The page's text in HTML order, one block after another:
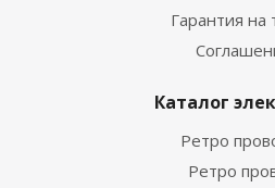
Гарантия на
Каталог
Ретро
Ретро